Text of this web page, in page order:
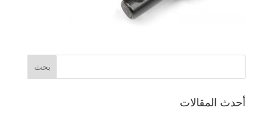
أحدث المقالات